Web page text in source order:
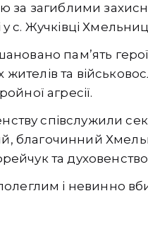
за загиблими
с. Жучківці
пам’ять
та
агресії.
співслужили
благочинний
та
і невинно